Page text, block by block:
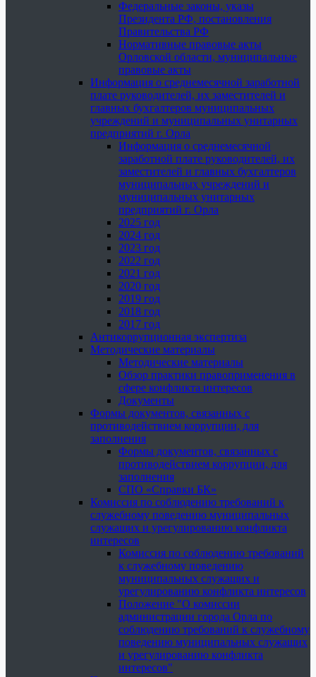
Федеральные законы, указы
Президента РФ, постановления
Правительства РФ
Нормативные правовые акты
Орловской области, муниципальные
правовые акты
Информация о среднемесячной заработной
плате руководителей, их заместителей и
главных бухгалтеров муниципальных
учреждений и муниципальных унитарных
предприятий г. Орла
Информация о среднемесячной
заработной плате руководителей, их
заместителей и главных бухгалтеров
муниципальных учреждений и
муниципальных унитарных
предприятий г. Орла
2025 год
2024 год
2023 год
2022 год
2021 год
2020 год
2019 год
2018 год
2017 год
Антикоррупционная экспертиза
Методические материалы
Методические материалы
Обзор практики правоприменения в
сфере конфликта интересов
Документы
Формы документов, связанных с
противодействием коррупции, для
заполнения
Формы документов, связанных с
противодействием коррупции, для
заполнения
СПО «Справки БК»
Комиссия по соблюдению требований к
служебному поведению муниципальных
служащих и урегулированию конфликта
интересов
Комиссия по соблюдению требований
к служебному поведению
муниципальных служащих и
урегулированию конфликта интересов
Положение "О комиссии
администрации города Орла по
соблюдению требований к служебному
поведению муниципальных служащих
и урегулированию конфликта
интересов"